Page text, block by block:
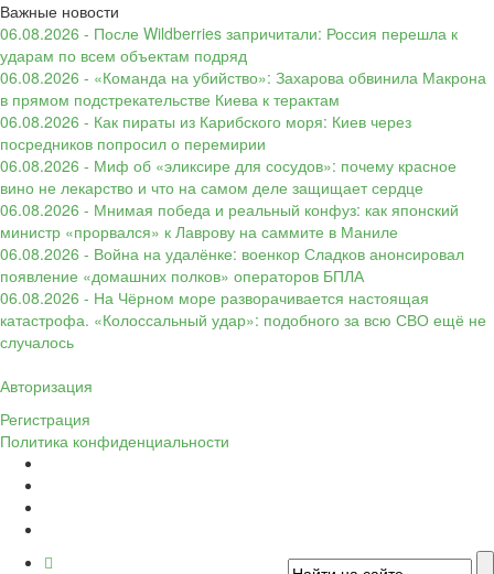
Важные новости
06.08.2026 - После Wildberries запричитали: Россия перешла к
ударам по всем объектам подряд
06.08.2026 - «Команда на убийство»: Захарова обвинила Макрона
в прямом подстрекательстве Киева к терактам
06.08.2026 - Как пираты из Карибского моря: Киев через
посредников попросил о перемирии
06.08.2026 - Миф об «эликсире для сосудов»: почему красное
вино не лекарство и что на самом деле защищает сердце
06.08.2026 - Мнимая победа и реальный конфуз: как японский
министр «прорвался» к Лаврову на саммите в Маниле
06.08.2026 - Война на удалёнке: военкор Сладков анонсировал
появление «домашних полков» операторов БПЛА
06.08.2026 - На Чёрном море разворачивается настоящая
катастрофа. «Колоссальный удар»: подобного за всю СВО ещё не
случалось
Авторизация
Регистрация
Политика конфиденциальности